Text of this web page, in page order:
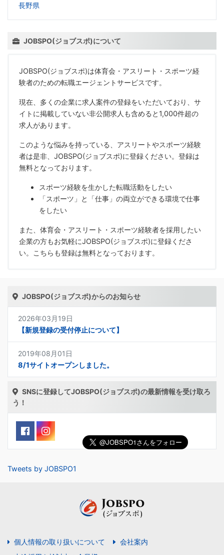
長野県
JOBSPO(ジョブスポ)について
JOBSPO(ジョブスポ)は体育会・アスリート・スポーツ経
験者のための転職エージェントサービスです。
現在、多くの企業に求人案件の登録をいただいており、サ
イトに掲載していない非公開求人も含めると1,000件超の
求人があります。
このような悩みを持っている、アスリートやスポーツ経験
者は是非、JOBSPO(ジョブスポ)に登録ください。登録は
無料となっております。
スポーツ経験を生かした転職活動をしたい
「スポーツ」と「仕事」の両立ができる環境で仕事
をしたい
また、体育会・アスリート・スポーツ経験者を採用したい
企業の方もお気軽にJOBSPO(ジョブスポ)に登録くださ
い。こちらも登録は無料となっております。
JOBSPO(ジョブスポ)からのお知らせ
2026年03月19日
【新規登録の受付停止について】
2019年08月01日
8/1サイトオープンしました。
SNSに登録してJOBSPO(ジョブスポ)の最新情報を受け取ろ
う！
Tweets by JOBSPO1
個人情報の取り扱いについて
会社案内